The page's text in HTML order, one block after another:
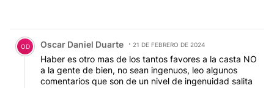
Comentario de Oscar Daniel Duarte.
OD Oscar Daniel Duarte 21 DE FEBRERO DE 2024
Haber es otro mas de los tantos favores a la casta NO
a la gente de bien, no sean ingenuos, leo algunos
comentarios que son de un nivel de ingenuidad salita